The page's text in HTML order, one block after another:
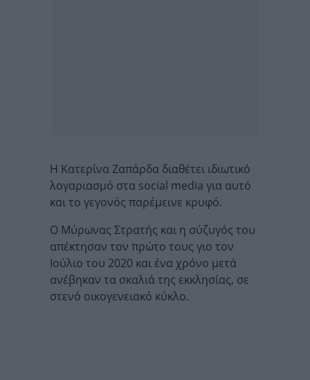
Η Κατερίνα Ζαπάρδα διαθέτει ιδιωτικό
λογαριασμό στα social media για αυτό
και το γεγονός παρέμεινε κρυφό.
Ο Μύρωνας Στρατής και η σύζυγός του
απέκτησαν τον πρώτο τους γιο τον
Ιούλιο του 2020 και ένα χρόνο μετά
ανέβηκαν τα σκαλιά της εκκλησίας, σε
στενό οικογενειακό κύκλο.